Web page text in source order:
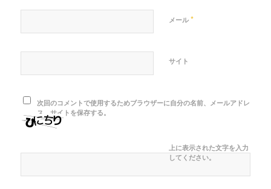
メール *
サイト
次回のコメントで使用するためブラウザーに自分の名前、メールアドレ
ス、サイトを保存する。
上に表示された文字を入力
してください。